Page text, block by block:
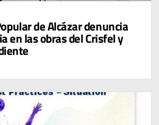
de Alcázar denuncia
en las obras del Crisfel y